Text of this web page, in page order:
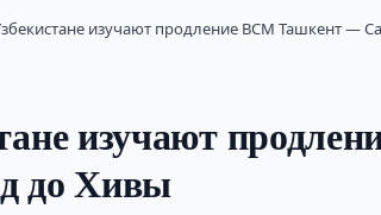
изучают продление ВСМ Ташкент —
изучают
до Хивы